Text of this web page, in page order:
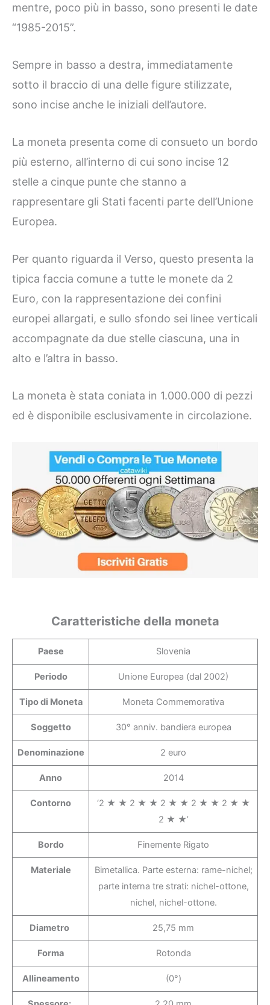
mentre, poco più in basso, sono presenti le date
“1985-2015”.
Sempre in basso a destra, immediatamente
sotto il braccio di una delle figure stilizzate,
sono incise anche le iniziali dell’autore.
La moneta presenta come di consueto un bordo
più esterno, all’interno di cui sono incise 12
stelle a cinque punte che stanno a
rappresentare gli Stati facenti parte dell’Unione
Europea.
Per quanto riguarda il Verso, questo presenta la
tipica faccia comune a tutte le monete da 2
Euro, con la rappresentazione dei confini
europei allargati, e sullo sfondo sei linee verticali
accompagnate da due stelle ciascuna, una in
alto e l’altra in basso.
La moneta è stata coniata in 1.000.000 di pezzi
ed è disponibile esclusivamente in circolazione.
Caratteristiche della moneta
Paese Slovenia
Periodo Unione Europea (dal 2002)
Tipo di Moneta Moneta Commemorativa
Soggetto 30° anniv. bandiera europea
Denominazione 2 euro
Anno 2014
Contorno
‘2 ★ ★ 2 ★ ★ 2 ★ ★ 2 ★ ★ 2 ★ ★
2 ★ ★’
Bordo Finemente Rigato
Materiale
Bimetallica. Parte esterna: rame-nichel;
parte interna tre strati: nichel-ottone,
nichel, nichel-ottone.
Diametro 25,75 mm
Forma Rotonda
Allineamento (0°)